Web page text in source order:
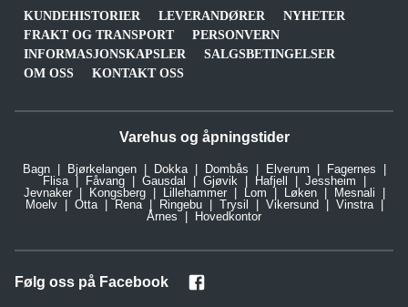
KUNDEHISTORIER LEVERANDØRER
NYHETER
FRAKT OG TRANSPORT
PERSONVERN
INFORMASJONSKAPSLER
SALGSBETINGELSER
OM OSS
KONTAKT OSS
Varehus og åpningstider
Bagn Bjørkelangen Dokka Dombås Elverum
Fagernes
Flisa
Fåvang Gausdal Gjøvik Hafjell
Jessheim
Jevnaker
Kongsberg Lillehammer Lom Løken
Mesnali
Moelv
Otta Rena Ringebu Trysil Vikersund
Vinstra
Årnes
Hovedkontor
Følg oss på Facebook